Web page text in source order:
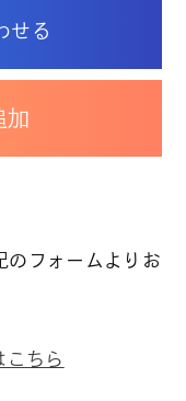
せる
加
のフォームよりお
こちら